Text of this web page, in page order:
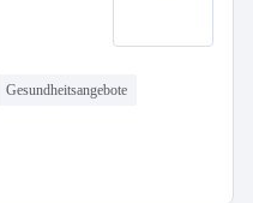
Gesundheitsangebote